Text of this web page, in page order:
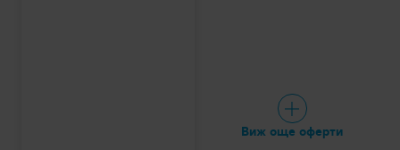
Виж още оферти